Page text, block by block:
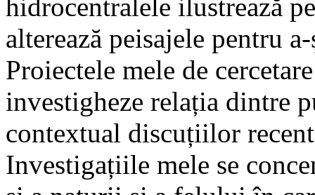
hidrocentralele ilustrează
alterează peisajele pentru
Proiectele mele de
investigheze relația dintre
contextual discuțiilor
Investigațiile mele se